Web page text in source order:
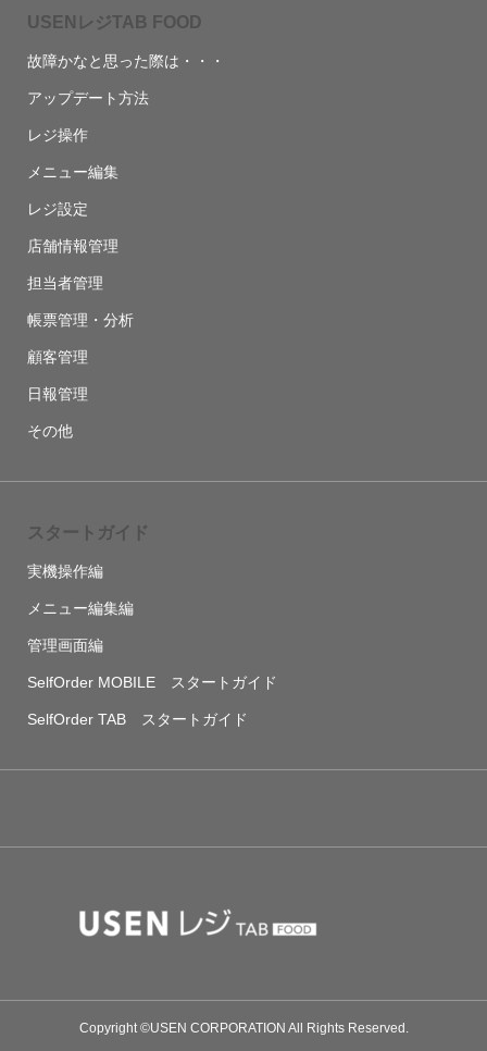
USENレジTAB FOOD
故障かなと思った際は・・・
アップデート方法
レジ操作
メニュー編集
レジ設定
店舗情報管理
担当者管理
帳票管理・分析
顧客管理
日報管理
その他
スタートガイド
実機操作編
メニュー編集編
管理画面編
SelfOrder MOBILE スタートガイド
SelfOrder TAB スタートガイド
Copyright ©USEN CORPORATION All Rights Reserved.